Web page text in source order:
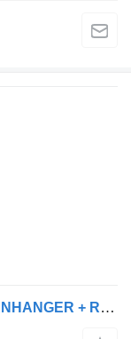
Goldhofer TU 3-24/80 DIEPLADER AANHANGER + RAMPEN